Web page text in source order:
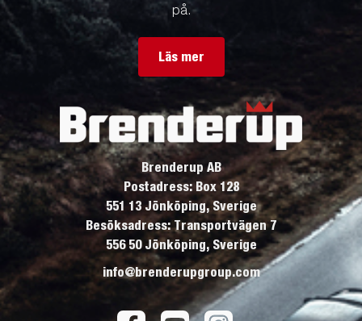
på.
Läs mer
Brenderup AB
Postadress: Box 128
551 13 Jönköping, Sverige
Besöksadress: Transportvägen 7
556 50 Jönköping, Sverige
info@brenderupgroup.com